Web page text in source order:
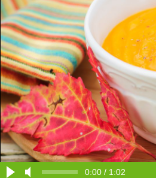
0:00 / 1:02